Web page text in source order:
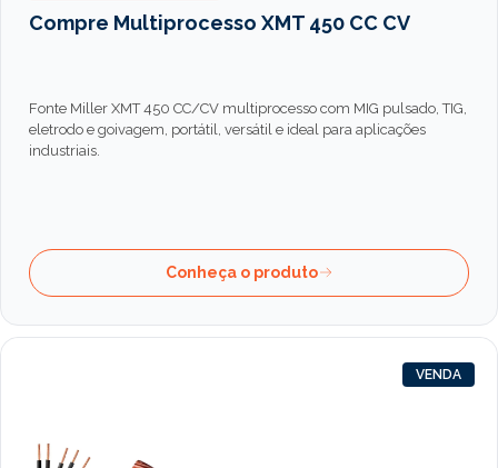
Compre Multiprocesso XMT 450 CC CV
Fonte Miller XMT 450 CC/CV multiprocesso com MIG pulsado, TIG,
eletrodo e goivagem, portátil, versátil e ideal para aplicações
industriais.
Conheça o produto
VENDA